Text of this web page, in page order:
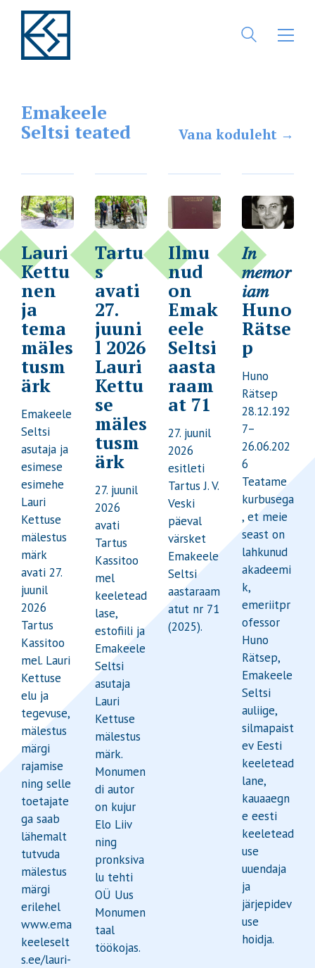
Emakeele
Seltsi teated
Vana koduleht →
Lauri
Kettu
nen
ja
tema
mäles
tusm
ärk
Emakeele
Seltsi
asutaja ja
esimese
esimehe
Lauri
Kettuse
mälestus
märk
avati 27.
juunil
2026
Tartus
Kassitoo
mel. Lauri
Kettuse
elu ja
tegevuse,
mälestus
märgi
rajamise
ning selle
toetajate
ga saab
lähemalt
tutvuda
mälestus
märgi
erilehel
www.ema
keeleselt
s.ee/lauri-
Tartu
s
avati
27.
juuni
l 2026
Lauri
Kettu
se
mäles
tusm
ärk
27. juunil
2026
avati
Tartus
Kassitoo
mel
keeletead
lase,
estofiili ja
Emakeele
Seltsi
asutaja
Lauri
Kettuse
mälestus
märk.
Monumen
di autor
on kujur
Elo Liiv
ning
pronksiva
lu tehti
OÜ Uus
Monumen
taal
töökojas.
Ilmu
nud
on
Emak
eele
Seltsi
aasta
raam
at 71
27. juunil
2026
esitleti
Tartus J. V.
Veski
päeval
värsket
Emakeele
Seltsi
aastaraam
atut nr 71
(2025).
𝐼𝑛
𝑚𝑒𝑚𝑜𝑟
𝑖𝑎𝑚
Huno
Rätse
p
Huno
Rätsep
28.12.192
7–
26.06.202
6
Teatame
kurbusega
, et meie
seast on
lahkunud
akadeemi
k,
emeriitpr
ofessor
Huno
Rätsep,
Emakeele
Seltsi
auliige,
silmapaist
ev Eesti
keeletead
lane,
kauaaegn
e eesti
keeletead
use
uuendaja
ja
järjepidev
use
hoidja.